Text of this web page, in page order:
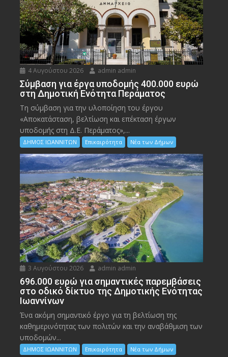
4 Αυγούστου 2026 admin admin
Σύμβαση για έργα υποδομής 400.000 ευρώ
στη Δημοτική Ενότητα Περάματος
Τη σύμβαση για την υλοποίηση του έργου
«Αποκατάσταση, βελτίωση και επέκταση έργων
υποδομής στη Δ.Ε. Περάματος»,...
ΔΗΜΟΣ ΙΩΑΝΝΙΤΩΝ Επικαιρότητα Νέα των Δήμων
3 Αυγούστου 2026 admin admin
696.000 ευρώ για σημαντικές παρεμβάσεις
στο οδικό δίκτυο της Δημοτικής Ενότητας
Ιωαννίνων
Ένα ακόμη σημαντικό έργο για τη βελτίωση της
καθημερινότητας των πολιτών και την αναβάθμιση των
υποδομών...
ΔΗΜΟΣ ΙΩΑΝΝΙΤΩΝ Επικαιρότητα Νέα των Δήμων